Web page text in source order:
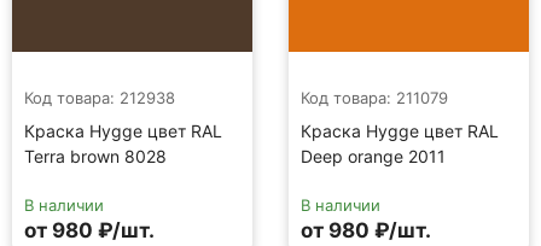
Код товара: 212938
Краска Hygge цвет RAL
Terra brown 8028
В наличии
от 980 ₽/шт.
Код товара: 211079
Краска Hygge цвет RAL
Deep orange 2011
В наличии
от 980 ₽/шт.